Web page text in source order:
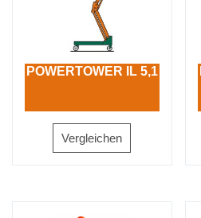
POWERTOWER IL 5,1
Vergleichen